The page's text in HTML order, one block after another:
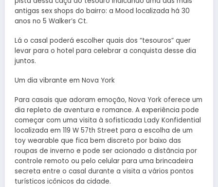
antigas sex shops do bairro: a Mood localizada há 30
anos no 5 Walker’s Ct.
Lá o casal poderá escolher quais dos “tesouros” quer
levar para o hotel para celebrar a conquista desse dia
juntos.
Um dia vibrante em Nova York
Para casais que adoram emoção, Nova York oferece um
dia repleto de aventura e romance. A experiência pode
começar com uma visita à sofisticada Lady Konfidential
localizada em 119 W 57th Street para a escolha de um
toy wearable que fica bem discreto por baixo das
roupas de inverno e pode ser acionado a distância por
controle remoto ou pelo celular para uma brincadeira
secreta entre o casal durante a visita a vários pontos
turísticos icônicos da cidade.